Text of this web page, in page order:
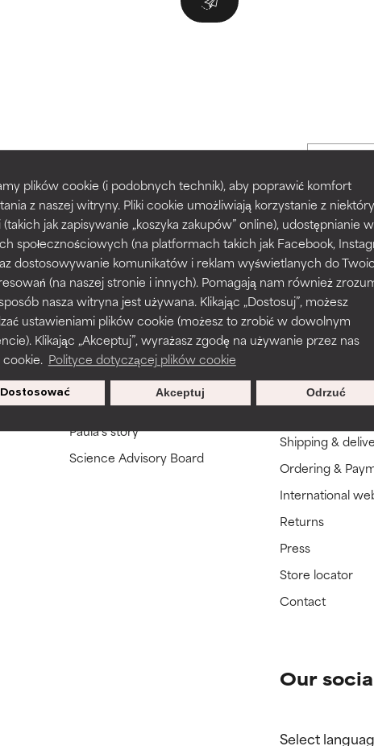
plików cookie (i podobnych technik), aby poprawić komfort
z naszej witryny. Pliki cookie umożliwiają korzystanie z
jak zapisywanie „koszyka zakupów” online), udostępnianie w
społecznościowych (na platformach takich jak Facebook,
dostosowywanie komunikatów i reklam wyświetlanych do
(na naszej stronie i innych). Pomagają nam również
nasza witryna jest używana. Klikając „Dostosuj”, możesz
ustawieniami plików cookie (możesz to zrobić w dowolnym
Klikając „Akceptuj”, wyrażasz zgodę na używanie przez nas
Polityce dotyczącej plików cookie
Dostosować Odrzuć
Akceptuj
Our
commitments
Who we are
Paula's story
Science Advisory Board
Nasze
Product questions
Shipping &
Ordering &
International
Returns
Press
Store locator
Contact
Our
Select